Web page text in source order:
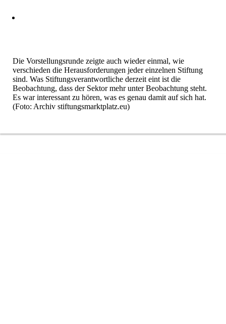
Die Vorstellungsrunde zeigte auch wieder einmal, wie
verschieden die Herausforderungen jeder einzelnen Stiftung
sind. Was Stiftungsverantwortliche derzeit eint ist die
Beobachtung, dass der Sektor mehr unter Beobachtung steht.
Es war interessant zu hören, was es genau damit auf sich hat.
(Foto: Archiv stiftungsmarktplatz.eu)